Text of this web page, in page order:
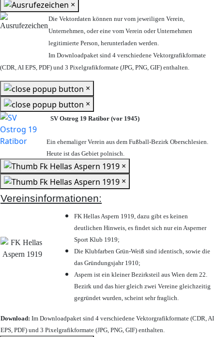
×
Die Vektordaten können nur vom jeweiligen Verein,
Unternehmen, oder eine vom Verein oder Unternehmen
legitimierte Person, herunterladen werden.
Im Downloadpaket sind 4 verschiedene Vektorgrafikformate
(CDR, AI EPS, PDF) und 3 Pixelgrafikformate (JPG, PNG, GIF) enthalten.
×
×
SV Ostrog 19 Ratibor (vor 1945)
Ein ehemaliger Verein aus dem Fußball-Bezirk Oberschlesien.
Heute ist das Gebiet polnisch.
×
×
Vereinsinformationen:
FK Hellas Aspern 1919, dazu gibt es keinen
deutlichen Hinweis, es findet sich nur ein Asperner
Sport Klub 1919;
Die Klubfarben Grün-Weiß sind identisch, sowie die
das Gründungsjahr 1910;
Aspern ist ein kleiner Bezirksteil aus Wien dem 22.
Bezirk und das hier gleich zwei Vereine gleichzeitig
gegründet wurden, scheint sehr fraglich.
Download: Im Downloadpaket sind 4 verschiedene Vektorgrafikformate (CDR, AI
EPS, PDF) und 3 Pixelgrafikformate (JPG, PNG, GIF) enthalten.